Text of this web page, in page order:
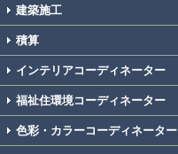
建築施工
積算
インテリアコーディネーター
福祉住環境コーディネーター
色彩・カラーコーディネーター